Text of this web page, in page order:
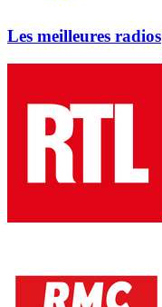
Les meilleures radios